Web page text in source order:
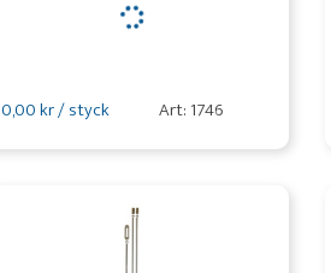
0,00 kr / styck Art: 1746